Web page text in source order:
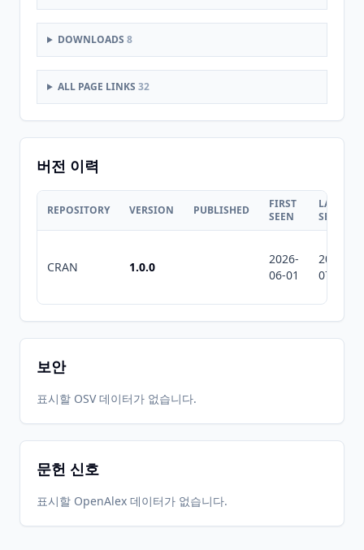
DOWNLOADS 8
ALL PAGE LINKS 32
버전 이력
REPOSITORY VERSION PUBLISHED
FIRST
SEEN
LAST
SEEN
CRAN 1.0.0
2026-
06-01
2026-
07-10
보안
표시할 OSV 데이터가 없습니다.
문헌 신호
표시할 OpenAlex 데이터가 없습니다.